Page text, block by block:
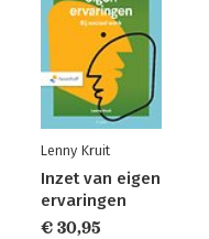
Lenny Kruit
Inzet van eigen
ervaringen
€ 30,95